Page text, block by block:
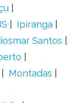
Ipiranga
Santos
Montadas